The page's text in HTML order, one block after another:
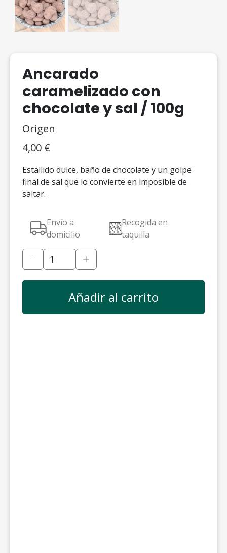
Ancarado
caramelizado con
chocolate y sal / 100g
Origen
4,00 €
Estallido dulce, baño de chocolate y un golpe
final de sal que lo convierte en imposible de
saltar.
Envío a
domicilio
Recogida en
taquilla
Añadir al carrito